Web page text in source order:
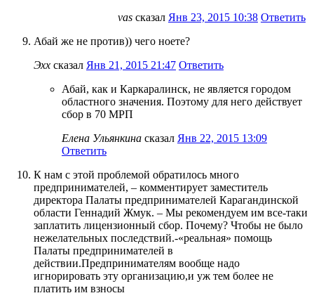
vas сказал Янв 23, 2015 10:38 Ответить
Абай же не против)) чего ноете?
Эхх сказал Янв 21, 2015 21:47 Ответить
Абай, как и Каркаралинск, не является городом
областного значения. Поэтому для него действует
сбор в 70 МРП
Елена Ульянкина сказал Янв 22, 2015 13:09
Ответить
К нам с этой проблемой обратилось много
предпринимателей, – комментирует заместитель
директора Палаты предпринимателей Карагандинской
области Геннадий Жмук. – Мы рекомендуем им все-таки
заплатить лицензионный сбор. Почему? Чтобы не было
нежелательных последствий.-«реальная» помощь
Палаты предпринимателей в
действии.Предпринимателям вообще надо
игнорировать эту организацию,и уж тем более не
платить им взносы